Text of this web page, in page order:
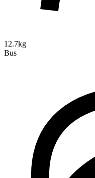
12.7kg
Bus